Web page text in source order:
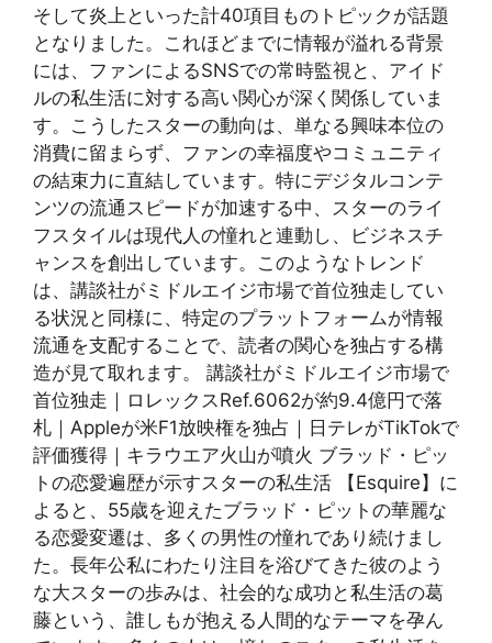
そして炎上といった計40項目ものトピックが話題
となりました。これほどまでに情報が溢れる背景
には、ファンによるSNSでの常時監視と、アイド
ルの私生活に対する高い関心が深く関係していま
す。こうしたスターの動向は、単なる興味本位の
消費に留まらず、ファンの幸福度やコミュニティ
の結束力に直結しています。特にデジタルコンテ
ンツの流通スピードが加速する中、スターのライ
フスタイルは現代人の憧れと連動し、ビジネスチ
ャンスを創出しています。このようなトレンド
は、講談社がミドルエイジ市場で首位独走してい
る状況と同様に、特定のプラットフォームが情報
流通を支配することで、読者の関心を独占する構
造が見て取れます。 講談社がミドルエイジ市場で
首位独走｜ロレックスRef.6062が約9.4億円で落
札｜Appleが米F1放映権を独占｜日テレがTikTokで
評価獲得｜キラウエア火山が噴火 ブラッド・ピッ
トの恋愛遍歴が示すスターの私生活 【Esquire】に
よると、55歳を迎えたブラッド・ピットの華麗な
る恋愛変遷は、多くの男性の憧れであり続けまし
た。長年公私にわたり注目を浴びてきた彼のよう
な大スターの歩みは、社会的な成功と私生活の葛
藤という、誰しもが抱える人間的なテーマを孕ん